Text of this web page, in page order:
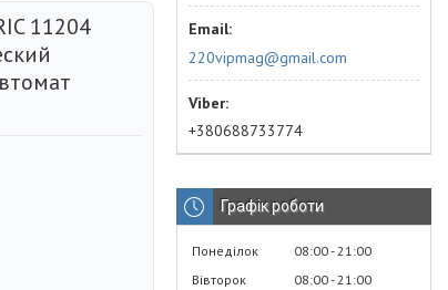
11204
220vipmag@gmail.com
+380688733774
Графік роботи
Понеділок 08:00 21:00
Вівторок
08:00 21:00